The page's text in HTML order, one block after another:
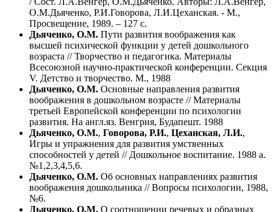
О.М.Дьяченко, Р.И.Говорова, Л.И.Цеханская. - М.,
Просвещение, 1989. – 127 с.
Дьяченко, О.М. Пути развития воображения как
высшей психической функции у детей дошкольного
возраста // Творчество и педагогика. Материалы
Всесоюзной научно-практической конференции. Секция
V. Детство и творчество. М., 1988
Дьяченко, О.М. Основные направления развития
воображения в дошкольном возрасте // Материалы
третьей Европейской конференции по психологии
развития. На англ.яз. Венгрия, Будапешт. 1988
Дьяченко, О.М., Говорова, Р.И., Цеханская, Л.И.,
Игры и упражнения для развития умственных
способностей у детей // Дошкольное воспитание. 1988 а.
№1,2,3,4,5,6.
Дьяченко, О.М. Об основных направлениях развития
воображения дошкольника // Вопросы психологии, 1988,
№6.
Дьяченко, О.М. О соотношении речевых и образных